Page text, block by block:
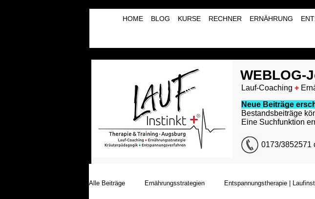
HOME BLOG KURSE RECHNER ERNÄHRUNG
WEBLOG-
Lauf-Coaching +
Neue Beiträge
Bestandsbeiträge
Eine Suchfunktion
0173/3852571
Alle Beiträge Ernährungsstrategien Entspannungstherapie |